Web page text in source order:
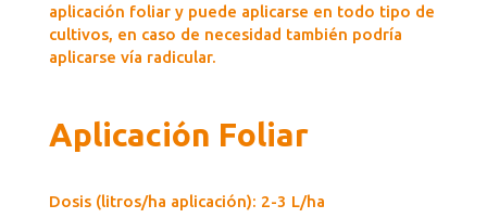
aplicación foliar y puede aplicarse en todo tipo de
cultivos, en caso de necesidad también podría
aplicarse vía radicular.
Aplicación Foliar
Dosis (litros/ha aplicación): 2-3 L/ha